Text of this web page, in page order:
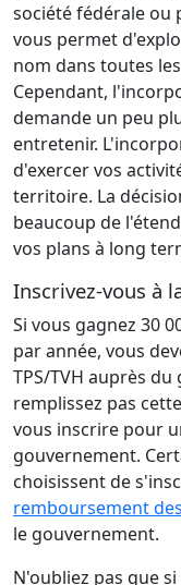
société fédérale ou
vous permet
nom dans toutes
Cependant,
demande un peu
entretenir.
d'exercer vos
territoire. La
beaucoup de
vos plans à long
Inscrivez-vous à
Si vous gagnez 30
par année, vous
TPS/TVH auprès
remplissez pas
vous inscrire pour
gouvernement.
choisissent de
remboursement
le gouvernement.
N'oubliez pas que